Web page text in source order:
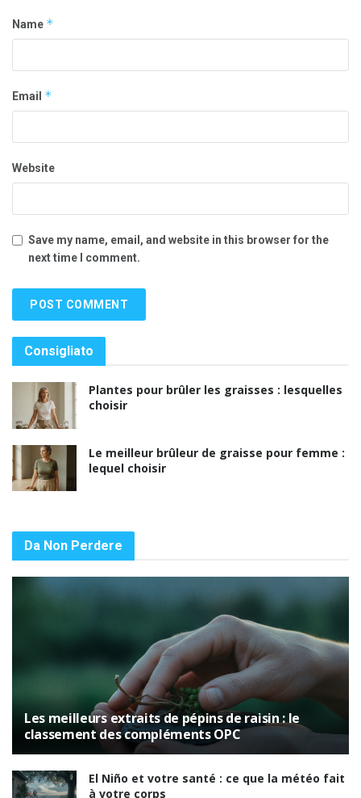
Name *
Email *
Website
Save my name, email, and website in this browser for the
next time I comment.
Consigliato
Plantes pour brûler les graisses : lesquelles
choisir
Le meilleur brûleur de graisse pour femme :
lequel choisir
Da Non Perdere
Les meilleurs extraits de pépins de raisin : le
classement des compléments OPC
El Niño et votre santé : ce que la météo fait
à votre corps